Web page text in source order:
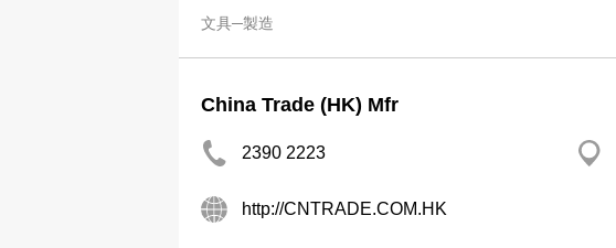
文具─製造
China Trade (HK) Mfr
2390 2223
http://CNTRADE.COM.HK